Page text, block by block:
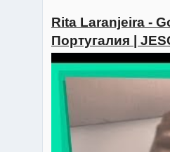
Rita Laranjeira -
Португалия |